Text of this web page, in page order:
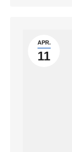
APR.
11